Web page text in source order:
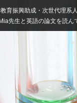
育振興助成・次世代理系
先生と英語の論文を読ん